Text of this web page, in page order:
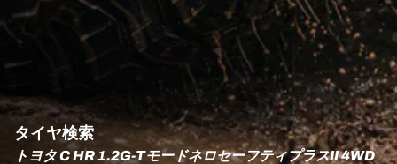
タイヤ検索
トヨタ C HR 1.2G-TモードネロセーフティプラスII 4WD